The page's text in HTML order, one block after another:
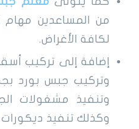
من المساعدين
لكافة الأغراض.
إضافة إلى تركيب
وتركيب جبس بورد
وتنفيذ مشغولات
وكذلك تنفيذ